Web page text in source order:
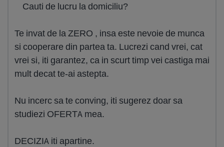
Cauti de lucru la domiciliu?
Te invat de la ZERO , insa este nevoie de munca
si cooperare din partea ta. Lucrezi cand vrei, cat
vrei si, iti garantez, ca in scurt timp vei castiga mai
mult decat te-ai astepta.
Nu incerc sa te conving, iti sugerez doar sa
studiezi OFERTA mea.
DECIZIA iti apartine.